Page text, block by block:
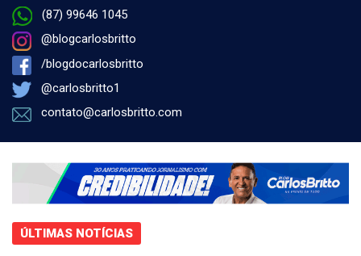
(87) 99646 1045
@blogcarlosbritto
/blogdocarlosbritto
@carlosbritto1
contato@carlosbritto.com
ÚLTIMAS NOTÍCIAS